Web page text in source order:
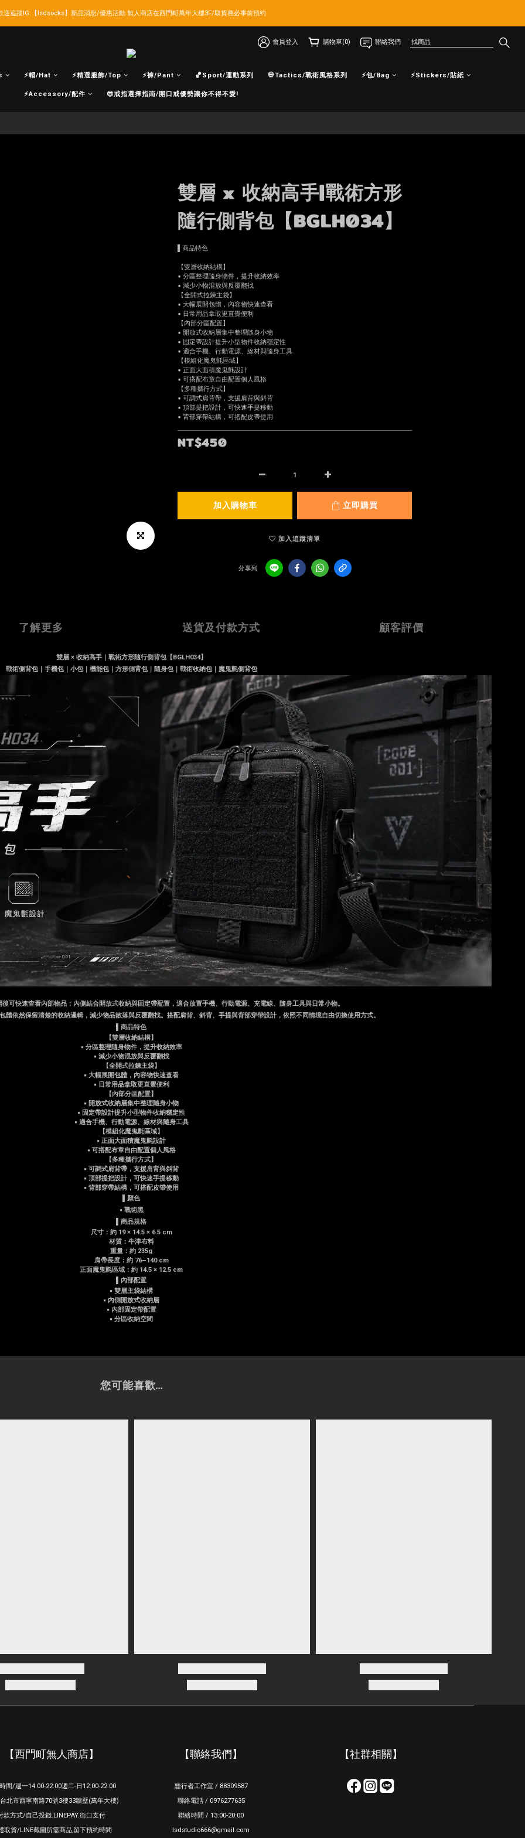
LSD官網新會員折扣30元,超商取貨滿千免運!
迎追蹤IG:【lsdsocks】新品消息/優惠活動 無人商店在西門町萬年大樓3F/取貨務必事前預約
會員登入 購物車(0) 聯絡我們
⚡帽/Hat ⚡精選服飾/Top ⚡褲/Pant 🏀Sport/運動系列 💀Tactics/戰術風格系列 ⚡包/Bag ⚡Stickers/貼紙
⚡Accessory/配件 😎戒指選擇指南/開口戒優勢讓你不得不愛!
雙層 x 收納高手|戰術方形
隨行側背包【BGLH034】
▌商品特色
【雙層收納結構】
▪ 分區整理隨身物件，提升收納效率
▪ 減少小物混放與反覆翻找
【全開式拉鍊主袋】
▪ 大幅展開包體，內容物快速查看
▪ 日常用品拿取更直覺便利
【內部分區配置】
▪ 開放式收納層集中整理隨身小物
▪ 固定帶設計提升小型物件收納穩定性
▪ 適合手機、行動電源、線材與隨身工具
【模組化魔鬼氈區域】
▪ 正面大面積魔鬼氈設計
▪ 可搭配布章自由配置個人風格
【多種攜行方式】
▪ 可調式肩背帶，支援肩背與斜背
▪ 頂部提把設計，可快速手提移動
▪ 背部穿帶結構，可搭配皮帶使用
NT$450
加入購物車 立即購買
加入追蹤清單
分享到
了解更多 送貨及付款方式 顧客評價
雙層 × 收納高手｜戰術方形隨行側背包【BGLH034】
戰術側背包｜手機包｜小包｜機能包｜方形側背包｜隨身包｜戰術收納包｜魔鬼氈側背包
可快速查看內部物品；內側結合開放式收納與固定帶配置，適合放置手機、行動電源、充電線、隨身工具與日常小物。
體依然保留清楚的收納邏輯，減少物品散落與反覆翻找。搭配肩背、斜背、手提與背部穿帶設計，依照不同情境自由切換使用方式。
▌商品特色
【雙層收納結構】
▪ 分區整理隨身物件，提升收納效率
▪ 減少小物混放與反覆翻找
【全開式拉鍊主袋】
▪ 大幅展開包體，內容物快速查看
▪ 日常用品拿取更直覺便利
【內部分區配置】
▪ 開放式收納層集中整理隨身小物
▪ 固定帶設計提升小型物件收納穩定性
▪ 適合手機、行動電源、線材與隨身工具
【模組化魔鬼氈區域】
▪ 正面大面積魔鬼氈設計
▪ 可搭配布章自由配置個人風格
【多種攜行方式】
▪ 可調式肩背帶，支援肩背與斜背
▪ 頂部提把設計，可快速手提移動
▪ 背部穿帶結構，可搭配皮帶使用
▌顏色
▪ 戰術黑
▌商品規格
尺寸：約 19 × 14.5 × 6.5 cm
材質：牛津布料
重量：約 235g
肩帶長度：約 76–140 cm
正面魔鬼氈區域：約 14.5 × 12.5 cm
▌內部配置
▪ 雙層主袋結構
▪ 內側開放式收納層
▪ 內部固定帶配置
▪ 分區收納空間
您可能喜歡...
【西門町無人商店】
間/週一14:00-22:00週二-日12:00-22:00
北市西寧南路70號3樓33牆壁(萬年大樓)
款方式/自己投錢.LINEPAY.街口支付
取貨/LINE截圖所需商品,留下預約時間
【聯絡我們】
黯行者工作室 / 88309587
聯絡電話 / 0976277635
聯絡時間 / 13:00-20:00
lsdstudio666@gmail.com
【社群相關】